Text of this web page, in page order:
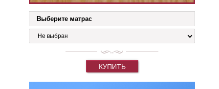
Выберите матрас
Не выбран
КУПИТЬ